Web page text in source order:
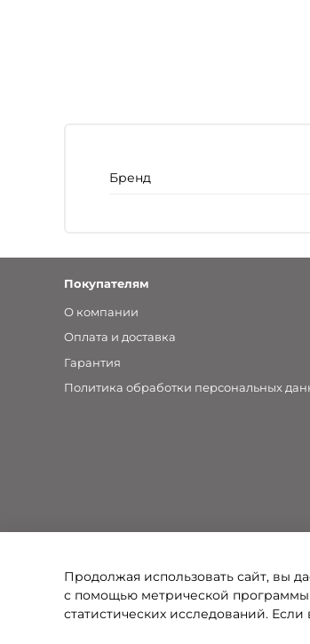
Бренд
Покупателям
О компании
Оплата и доставка
Гарантия
Политика обработки персональных
Продолжая использовать сайт, вы
с помощью метрической программы
статистических исследований.